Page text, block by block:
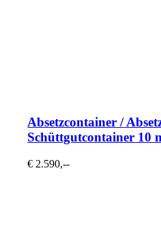
Absetzcontainer /
Schüttgutcontainer 10
€ 2.590,--